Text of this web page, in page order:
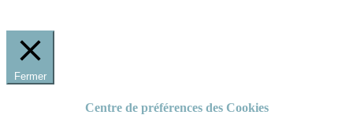
Fermer
Centre de préférences des Cookies